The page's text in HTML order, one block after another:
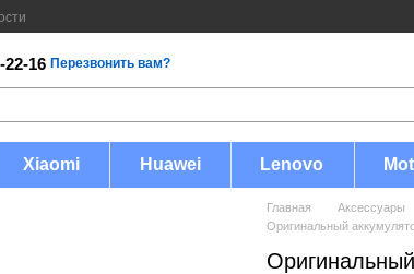
22-16 Перезвонить вам?
Xiaomi Huawei Lenovo
Главная Аксессуары
Оригинальный